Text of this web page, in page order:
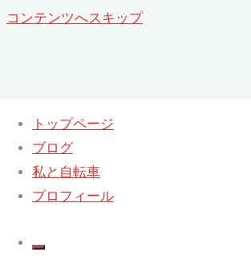
コンテンツへスキップ
トップページ
ブログ
私と自転車
プロフィール
年:2009年
ホーム